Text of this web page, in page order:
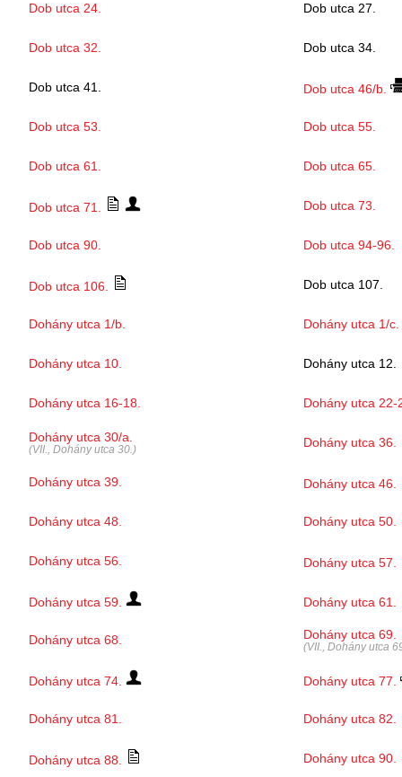
Dob utca 24. Dob utca 27.
Dob utca 32. Dob utca 34.
Dob utca 41. Dob utca 46/b.
Dob utca 53. Dob utca 55.
Dob utca 61. Dob utca 65.
Dob utca 71. Dob utca 73.
Dob utca 90. Dob utca 94-96.
Dob utca 106. Dob utca 107.
Dohány utca 1/b. Dohány utca 1/c.
Dohány utca 10. Dohány utca 12.
Dohány utca 16-18. Dohány utca 22-
Dohány utca 30/a.
(VII., Dohány utca 30.) Dohány utca 36.
Dohány utca 39. Dohány utca 46.
Dohány utca 48. Dohány utca 50.
Dohány utca 56. Dohány utca 57.
Dohány utca 59. Dohány utca 61.
Dohány utca 68. Dohány utca 69.
(VII., Dohány utca
Dohány utca 74. Dohány utca 77.
Dohány utca 81. Dohány utca 82.
Dohány utca 88. Dohány utca 90.